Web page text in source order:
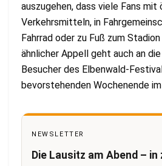
auszugehen, dass viele Fans
Verkehrsmitteln, in
Fahrrad oder zu Fuß zum
ähnlicher Appell geht auch an
Besucher des Elbenwald-
bevorstehenden Wochenende
NEWSLETTER
Die Lausitz am Abend – in